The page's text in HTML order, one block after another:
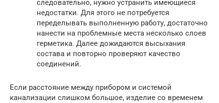
следовательно, нужно устранить имеющиеся
недостатки. Для этого не потребуется
переделывать выполненную работу, достаточно
нанести на проблемные места несколько слоев
герметика. Далее дожидаются высыхания
состава и повторно проверяют качество
соединений.
Если расстояние между прибором и системой
канализации слишком большое, изделие со временем